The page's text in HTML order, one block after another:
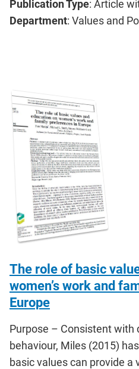
Publication Type: Article
Department: Values and
The role of basic
women’s work and
Europe
Purpose – Consistent with
behaviour, Miles (2015)
basic values can provide